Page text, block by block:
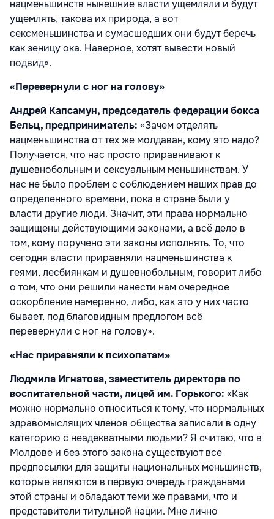
нацменьшинств нынешние власти ущемляли и будут
ущемлять, такова их природа, а вот
сексменьшинства и сумасшедших они будут беречь
как зеницу ока. Наверное, хотят вывести новый
подвид».
«Перевернули с ног на голову»
Андрей Капсамун, председатель федерации бокса
Бельц, предприниматель: «Зачем отделять
нацменьшинства от тех же молдаван, кому это надо?
Получается, что нас просто приравнивают к
душевнобольным и сексуальным меньшинствам. У
нас не было проблем с соблюдением наших прав до
определенного времени, пока в стране были у
власти другие люди. Значит, эти права нормально
защищены действующими законами, а всё дело в
том, кому поручено эти законы исполнять. То, что
сегодня власти приравняли нацменьшинства к
геями, лесбиянкам и душевнобольным, говорит либо
о том, что они решили нанести нам очередное
оскорбление намеренно, либо, как это у них часто
бывает, под благовидным предлогом всё
перевернули с ног на голову».
«Нас приравняли к психопатам»
Людмила Игнатова, заместитель директора по
воспитательной части, лицей им. Горького: «Как
можно нормально относиться к тому, что нормальных
здравомыслящих членов общества записали в одну
категорию с неадекватными людьми? Я считаю, что в
Молдове и без этого закона существуют все
предпосылки для защиты национальных меньшинств,
которые являются в первую очередь гражданами
этой страны и обладают теми же правами, что и
представители титульной нации. Мне лично